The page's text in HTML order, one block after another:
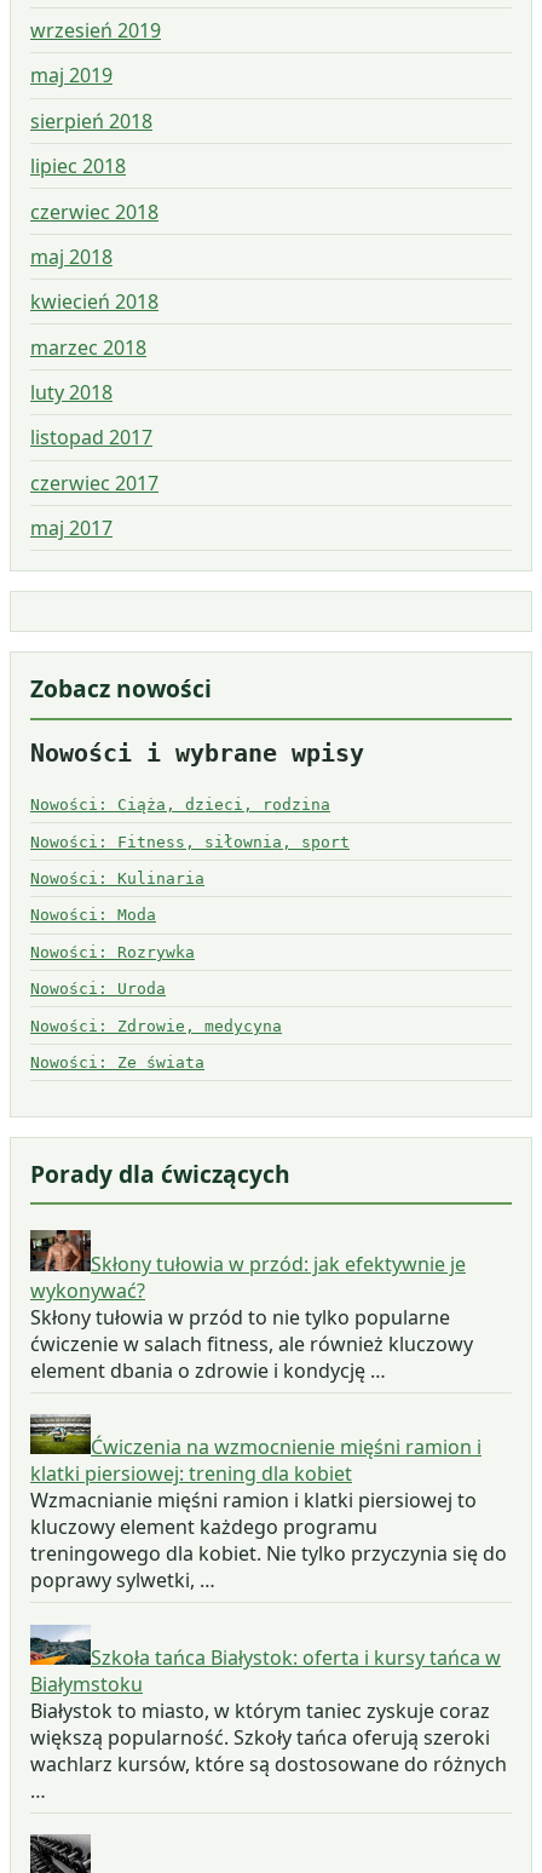
wrzesień 2019
maj 2019
sierpień 2018
lipiec 2018
czerwiec 2018
maj 2018
kwiecień 2018
marzec 2018
luty 2018
listopad 2017
czerwiec 2017
maj 2017
Zobacz nowości
Nowości i wybrane wpisy
Nowości: Ciąża, dzieci, rodzina
Nowości: Fitness, siłownia, sport
Nowości: Kulinaria
Nowości: Moda
Nowości: Rozrywka
Nowości: Uroda
Nowości: Zdrowie, medycyna
Nowości: Ze świata
Porady dla ćwiczących
Skłony tułowia w przód: jak efektywnie je
wykonywać?
Skłony tułowia w przód to nie tylko popularne
ćwiczenie w salach fitness, ale również kluczowy
element dbania o zdrowie i kondycję …
Ćwiczenia na wzmocnienie mięśni ramion i
klatki piersiowej: trening dla kobiet
Wzmacnianie mięśni ramion i klatki piersiowej to
kluczowy element każdego programu
treningowego dla kobiet. Nie tylko przyczynia się do
poprawy sylwetki, …
Szkoła tańca Białystok: oferta i kursy tańca w
Białymstoku
Białystok to miasto, w którym taniec zyskuje coraz
większą popularność. Szkoły tańca oferują szeroki
wachlarz kursów, które są dostosowane do różnych
…